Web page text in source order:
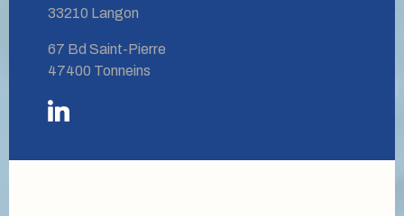
33210 Langon
67 Bd Saint-Pierre
47400 Tonneins